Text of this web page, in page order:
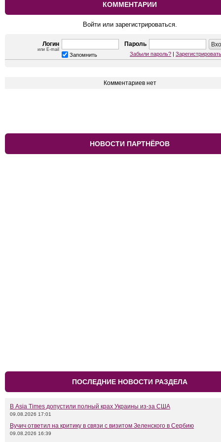
КОММЕНТАРИИ
Войти или зарегистрироваться.
Логин
или E-mail
Пароль
Запомнить Забыли пароль? |
Комментариев нет
НОВОСТИ ПАРТНЁРОВ
ПОСЛЕДНИЕ НОВОСТИ РАЗДЕЛА
В Asia Times допустили полный крах Украины из-за США
09.08.2026 17:01
Вучич ответил на критику в связи с визитом Зеленского в Сербию
09.08.2026 16:39